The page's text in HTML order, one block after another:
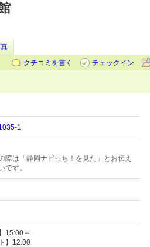
クチコミを書く
チェックイン
1
際は「静岡ナビっち！を見た」とお伝え
です。
15:00～
】12:00